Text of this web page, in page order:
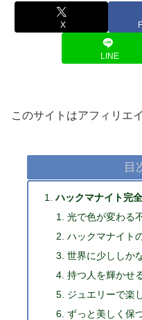
X
LINE
このサイトはアフィリエ
目
ハックマナイト完
光で色が変わる
ハックマナイト
世界に少ししか
持つ人を輝かせ
ジュエリーで楽
ずっと美しく保